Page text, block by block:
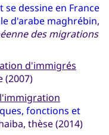
se dessine en France
d'arabe maghrébin,
des migrations
d'immigrés
(2007)
fonctions et
thèse (2014)